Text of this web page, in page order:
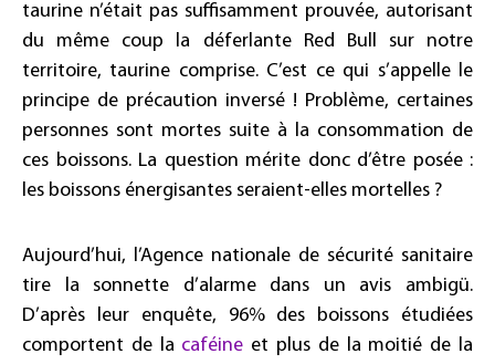
taurine n’était pas suffisamment prouvée, autorisant
du même coup la déferlante Red Bull sur notre
territoire, taurine comprise. C’est ce qui s’appelle le
principe de précaution inversé ! Problème, certaines
personnes sont mortes suite à la consommation de
ces boissons. La question mérite donc d’être posée :
les boissons énergisantes seraient-elles mortelles ?
Aujourd’hui, l’Agence nationale de sécurité sanitaire
tire la sonnette d’alarme dans un avis ambigü.
D’après leur enquête, 96% des boissons étudiées
comportent de la caféine et plus de la moitié de la